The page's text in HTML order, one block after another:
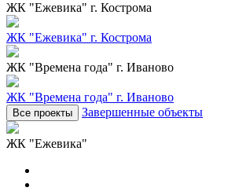
ЖК "Ежевика" г. Кострома
ЖК "Ежевика" г. Кострома
ЖК "Времена года" г. Иваново
ЖК "Времена года" г. Иваново
Завершенные объекты
ЖК "Ежевика"